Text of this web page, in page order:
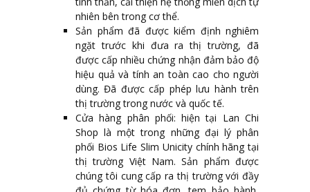
nhiên bên trong cơ thể.
Sản phẩm đã được kiểm định nghiêm
ngặt trước khi đưa ra thị trường, đã
được cấp nhiều chứng nhận đảm bảo độ
hiệu quả và tính an toàn cao cho người
dùng. Đã được cấp phép lưu hành trên
thị trường trong nước và quốc tế.
Cửa hàng phân phối: hiện tại Lan Chi
Shop là một trong những đại lý phân
phối Bios Life Slim Unicity chính hãng tại
thị trường Việt Nam. Sản phẩm được
chúng tôi cung cấp ra thị trường với đầy